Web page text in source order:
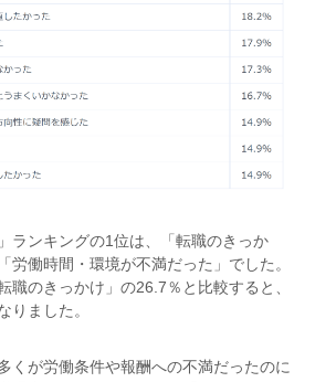
ランキングの1位は、「転職のきっか
労働時間・環境が不満だった」でした。
職のきっかけ」の26.7％と比較すると、
りました。
くが労働条件や報酬への不満だったのに